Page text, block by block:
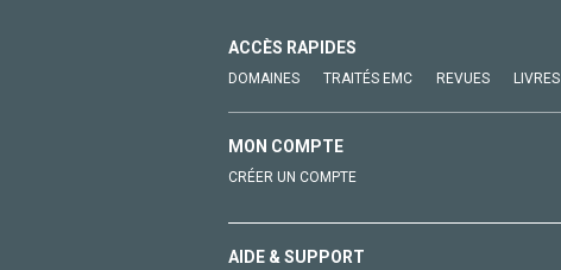
ACCÈS RAPIDES
DOMAINES TRAITÉS EMC REVUES LIVRES
MON COMPTE
CRÉER UN COMPTE
AIDE & SUPPORT